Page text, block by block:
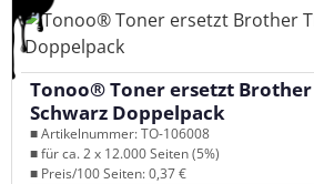
Tonoo® Toner ersetzt Brother
Schwarz Doppelpack
■ Artikelnummer: TO-106008
■ für ca. 2 x 12.000 Seiten (5%)
■ Preis/100 Seiten: 0,37 €